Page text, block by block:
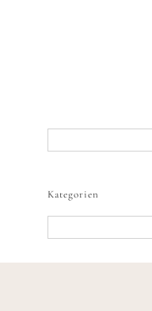
nach:
Kategorien